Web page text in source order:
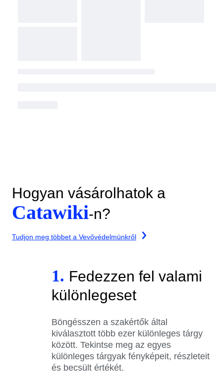
Hogyan vásárolhatok a
Catawiki-n?
Tudjon meg többet a Vevővédelmünkről
1. Fedezzen fel valami
különlegeset
Böngésszen a szakértők által
kiválasztott több ezer különleges tárgy
között. Tekintse meg az egyes
különleges tárgyak fényképeit, részleteit
és becsült értékét.